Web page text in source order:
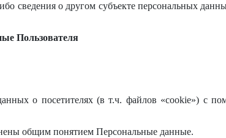
сведения о другом субъекте персональных
Пользователя
о посетителях (в т.ч. файлов «cookie») с
общим понятием Персональные данные.